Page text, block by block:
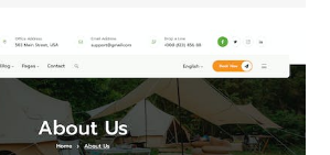
的重要途径。一个精美、专业的网站能
印象，增强品牌的认知度和